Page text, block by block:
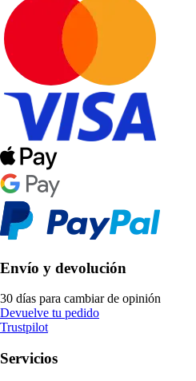
Envío y devolución
30 días para cambiar de opinión
Devuelve tu pedido
Trustpilot
Servicios